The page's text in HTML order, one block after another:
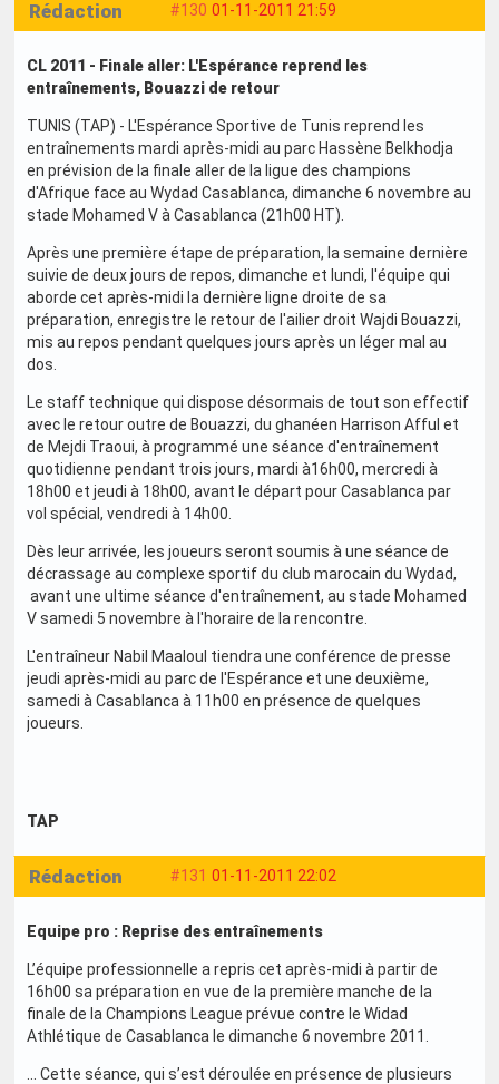
#130 01-11-2011 21:59
Rédaction
CL 2011 - Finale aller: L'Espérance reprend les
entraînements, Bouazzi de retour
TUNIS (TAP) - L'Espérance Sportive de Tunis reprend les
entraînements mardi après-midi au parc Hassène Belkhodja
en prévision de la finale aller de la ligue des champions
d'Afrique face au Wydad Casablanca, dimanche 6 novembre au
stade Mohamed V à Casablanca (21h00 HT).
Après une première étape de préparation, la semaine dernière
suivie de deux jours de repos, dimanche et lundi, l'équipe qui
aborde cet après-midi la dernière ligne droite de sa
préparation, enregistre le retour de l'ailier droit Wajdi Bouazzi,
mis au repos pendant quelques jours après un léger mal au
dos.
Le staff technique qui dispose désormais de tout son effectif
avec le retour outre de Bouazzi, du ghanéen Harrison Afful et
de Mejdi Traoui, à programmé une séance d'entraînement
quotidienne pendant trois jours, mardi à16h00, mercredi à
18h00 et jeudi à 18h00, avant le départ pour Casablanca par
vol spécial, vendredi à 14h00.
Dès leur arrivée, les joueurs seront soumis à une séance de
décrassage au complexe sportif du club marocain du Wydad,
avant une ultime séance d'entraînement, au stade Mohamed
V samedi 5 novembre à l'horaire de la rencontre.
L'entraîneur Nabil Maaloul tiendra une conférence de presse
jeudi après-midi au parc de l'Espérance et une deuxième,
samedi à Casablanca à 11h00 en présence de quelques
joueurs.
TAP
#131 01-11-2011 22:02
Rédaction
Equipe pro : Reprise des entraînements
L’équipe professionnelle a repris cet après-midi à partir de
16h00 sa préparation en vue de la première manche de la
finale de la Champions League prévue contre le Widad
Athlétique de Casablanca le dimanche 6 novembre 2011.
... Cette séance, qui s’est déroulée en présence de plusieurs